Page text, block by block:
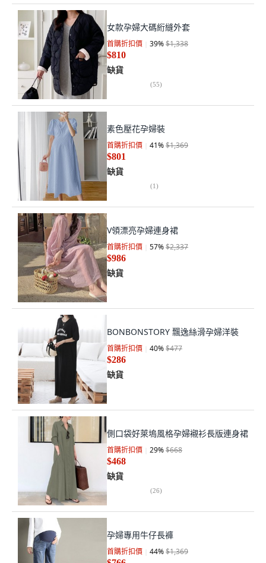
女款孕婦大碼絎縫外套
首購折扣價 39%$1,338
$810
缺貨
(55)
素色壓花孕婦裝
首購折扣價 41%$1,369
$801
缺貨
(1)
V領漂亮孕婦連身裙
首購折扣價 57%$2,337
$986
缺貨
BONBONSTORY 飄逸絲滑孕婦洋裝
首購折扣價 40%$477
$286
缺貨
側口袋好萊塢風格孕婦襯衫長版連身裙
首購折扣價 29%$668
$468
缺貨
(26)
孕婦專用牛仔長褲
首購折扣價 44%$1,369